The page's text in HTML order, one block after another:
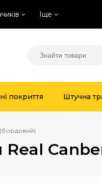
Іще
покриття Штучна
(бордовий)
Real